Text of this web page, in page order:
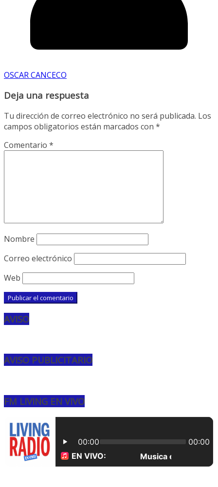
OSCAR CANCECO
Deja una respuesta
Tu dirección de correo electrónico no será publicada. Los
campos obligatorios están marcados con *
Comentario *
Nombre
Correo electrónico
Web
AVISO
AVISO PUBLICITARIO
FM LIVING EN VIVO